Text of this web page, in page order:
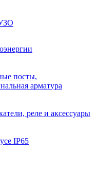
посты,
арматура
реле и аксессуары
IP65